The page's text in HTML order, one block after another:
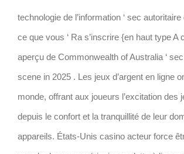
technologie de l’information ‘ sec
ce que vous ‘ Ra s’inscrire {en haut type A
aperçu de Commonwealth of Australia ‘
scene in 2025 . Les jeux d’argent en ligne
monde, offrant aux joueurs l’excitation des
depuis le confort et la tranquillité de leur
appareils. États-Unis casino acteur force